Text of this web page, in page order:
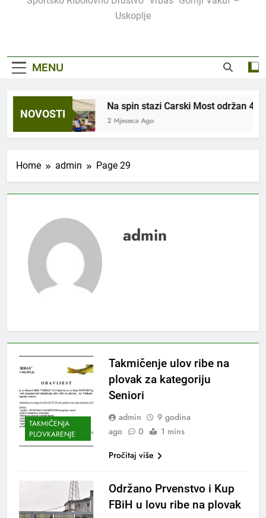
Uskoplje
MENU
NOVOSTI
Na spin stazi Carski Most održan 4.
2 Mjeseca Ago
Home admin Page 29
admin
TAKMIČENJA
PLOVKARENJE
Takmičenje ulov ribe na
plovak za kategoriju
Seniori
admin
9 godina
ago
0
1 mins
Pročitaj više
Održano Prvenstvo i Kup
FBiH u lovu ribe na plovak